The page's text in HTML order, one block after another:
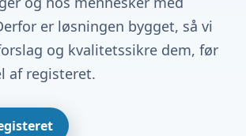
er løsningen bygget, så vi
og kvalitetssikre dem, før
af registeret.